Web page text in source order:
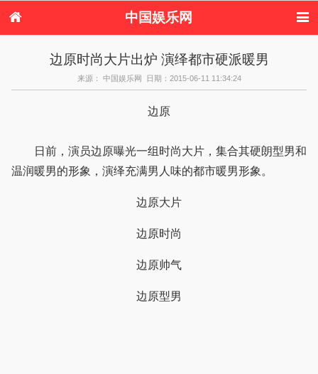
中国娱乐网
港台娱乐
日本娱乐 韩国娱乐
欧美娱乐
音乐新闻 影视新闻
内地明星八卦
日本韩国明星
边原时尚大片出炉 演绎都市硬派暖男
来源： 中国娱乐网 日期：2015-06-11 11:34:24
边原
日前，演员边原曝光一组时尚大片，集合其硬朗型男和
温润暖男的形象，演绎充满男人味的都市暖男形象。
边原大片
边原时尚
边原帅气
边原型男